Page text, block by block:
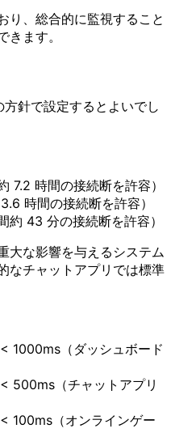
り、総合的に監視すること
ます。
針で設定するとよいでし
7.2 時間の接続断を許容）
時間の接続断を許容）
約 43 分の接続断を許容）
大な影響を与えるシステム
なチャットアプリでは標準
1000ms（ダッシュボード
500ms（チャットアプリ
100ms（オンラインゲー